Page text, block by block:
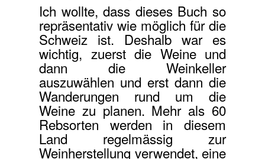
Ich wollte, dass dieses Buch so
repräsentativ wie möglich für die
Schweiz ist. Deshalb war es
wichtig, zuerst die Weine und
dann die Weinkeller
auszuwählen und erst dann die
Wanderungen rund um die
Weine zu planen. Mehr als 60
Rebsorten werden in diesem
Land regelmässig zur
Weinherstellung verwendet, eine